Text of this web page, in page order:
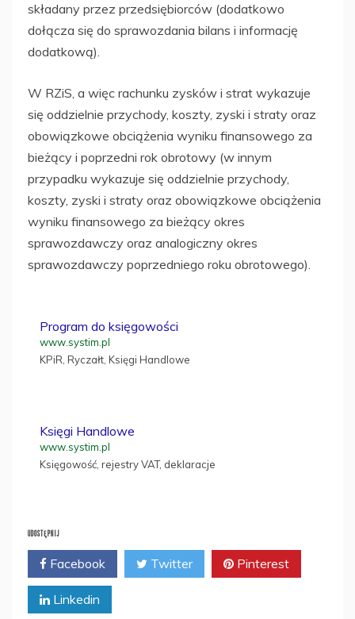
składany przez przedsiębiorców (dodatkowo
dołącza się do sprawozdania bilans i informację
dodatkową).
W RZiS, a więc rachunku zysków i strat wykazuje
się oddzielnie przychody, koszty, zyski i straty oraz
obowiązkowe obciążenia wyniku finansowego za
bieżący i poprzedni rok obrotowy (w innym
przypadku wykazuje się oddzielnie przychody,
koszty, zyski i straty oraz obowiązkowe obciążenia
wyniku finansowego za bieżący okres
sprawozdawczy oraz analogiczny okres
sprawozdawczy poprzedniego roku obrotowego).
Program do księgowości
www.systim.pl
KPiR, Ryczałt, Księgi Handlowe
Księgi Handlowe
www.systim.pl
Księgowość, rejestry VAT, deklaracje
UDOSTĘPNIJ
Facebook Twitter Pinterest
Linkedin